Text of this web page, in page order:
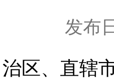
发布
区、直辖